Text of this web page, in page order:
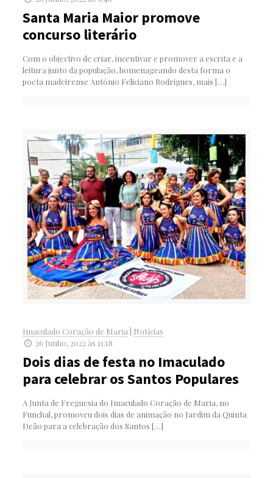
Santa Maria Maior promove
concurso literário
Com o objectivo de criar, incentivar e promover a escrita e a
leitura junto da população, homenageando desta forma o
poeta madeirense António Feliciano Rodrigues, mais […]
Imaculado Coração de Maria| Notícias
26 Junho, 2022 às 11:18
Dois dias de festa no Imaculado
para celebrar os Santos Populares
A Junta de Freguesia do Imaculado Coração de Maria, no
Funchal, promoveu dois dias de animação no Jardim da Quinta
Deão para a celebração dos Santos […]